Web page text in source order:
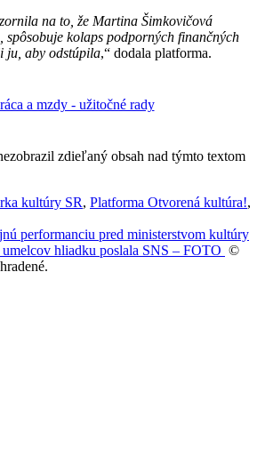
na to, že Martina Šimkovičová
spôsobuje kolaps podporných finančných
ju, aby odstúpila,“ dodala platforma.
zdieľaný obsah nad týmto textom
kultúry SR, Platforma Otvorená kultúra!,
performanciu pred ministerstvom kultúry
hliadku poslala SNS – FOTO ©